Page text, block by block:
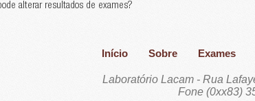
alterar resultados de exames?
Início Sobre Exames
Laboratório Lacam - Rua
Fone (0xx83)